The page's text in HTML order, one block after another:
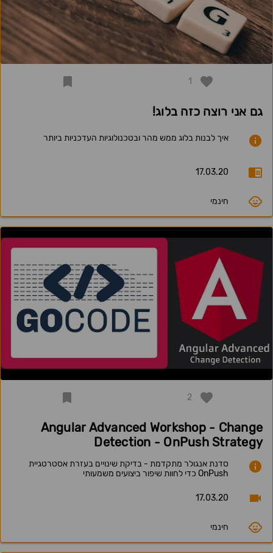
1
גם אני רוצה כזה בלוג!
איך לבנות בלוג ממש מהר ובטכנולוגיות העדכניות ביותר
17.03.20
חינמי
2
Angular Advanced Workshop - Change
Detection - OnPush Strategy
סדנת אנגולר מתקדמת - בדיקת שינויים בעזרת אסטרטגיית
OnPush כדי לחוות שיפור ביצועים משמעותי
17.03.20
חינמי